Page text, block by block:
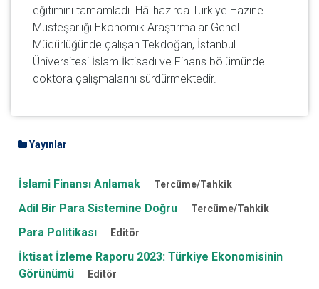
eğitimini tamamladı. Hâlihazırda Türkiye Hazine
Müsteşarlığı Ekonomik Araştırmalar Genel
Müdürlüğünde çalışan Tekdoğan, İstanbul
Üniversitesi İslam İktisadı ve Finans bölümünde
doktora çalışmalarını sürdürmektedir.
Yayınlar
İslami Finansı Anlamak Tercüme/Tahkik
Adil Bir Para Sistemine Doğru Tercüme/Tahkik
Para Politikası Editör
İktisat İzleme Raporu 2023: Türkiye Ekonomisinin
Görünümü
Editör